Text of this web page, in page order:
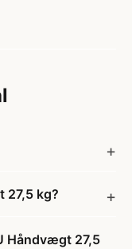
27,5 kg?
Håndvægt 27,5